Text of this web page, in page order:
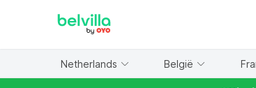
Netherlands België